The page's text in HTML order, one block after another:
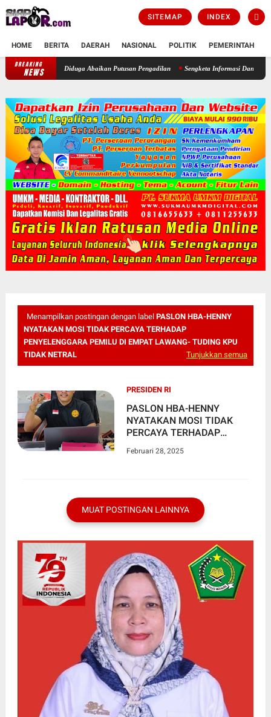
SITEMAP INDEX
HOME BERITA DAERAH NASIONAL POLITIK PEMERINTAH
BREAKING
NEWS Bupati Bogor Didesak Copot Kepala Desa Cimayang Usai Diduga
Menampilkan postingan dengan label PASLON HBA-HENNY
NYATAKAN MOSI TIDAK PERCAYA TERHADAP
PENYELENGGARA PEMILU DI EMPAT LAWANG- TUDING KPU
TIDAK NETRAL
Tunjukkan semua
PRESIDEN RI
PASLON HBA-HENNY
NYATAKAN MOSI TIDAK
PERCAYA TERHADAP
DI EMPAT LAWANG- TUDING
Februari 28, 2025
MUAT POSTINGAN LAINNYA